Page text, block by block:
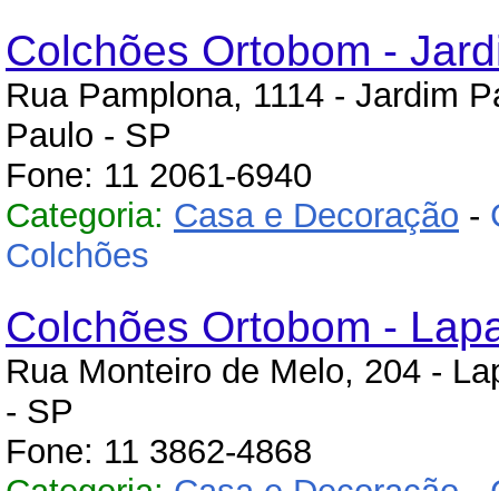
Colchões Ortobom -
Rua Pamplona, 1114 - Jardim
Paulo - SP
Fone: 11 2061-6940
Categoria: Casa e Decoração -
Colchões
Colchões Ortobom -
Rua Monteiro de Melo, 204 -
- SP
Fone: 11 3862-4868